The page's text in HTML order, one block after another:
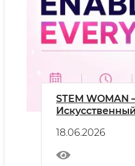
STEM WOMAN
18.06.2026